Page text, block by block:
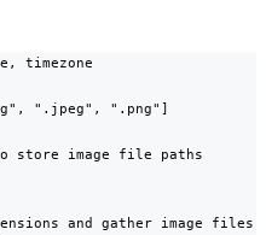
timezone
".jpeg", ".png"]
image file paths
and gather image files